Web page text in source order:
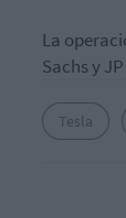
La
Sachs y
Tesla